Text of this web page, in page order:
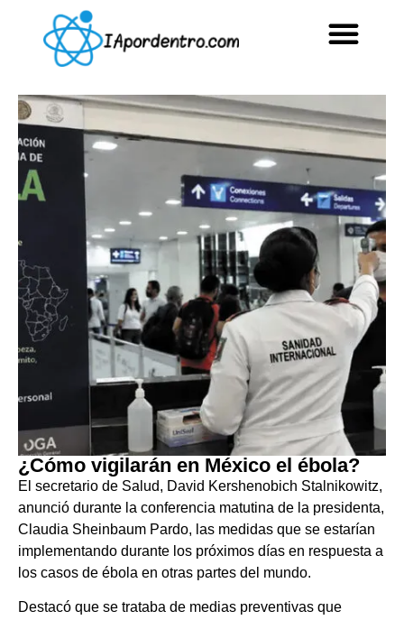
¿Cómo vigilarán en México el ébola?
El secretario de Salud, David Kershenobich Stalnikowitz,
anunció durante la conferencia matutina de la presidenta,
Claudia Sheinbaum Pardo, las medidas que se estarían
implementando durante los próximos días en respuesta a
los casos de ébola en otras partes del mundo.
Destacó que se trataba de medias preventivas que